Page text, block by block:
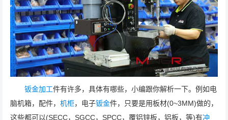
钣金加工件有许多，具体有哪些，小编跟你解析一下。例如电
脑机箱，配件， 机柜，电子钣金件，只要是用板材(0~3MM)做的，
这些都可以(SECC，SGCC，SPCC，覆铝锌板，铝板，等)有冲